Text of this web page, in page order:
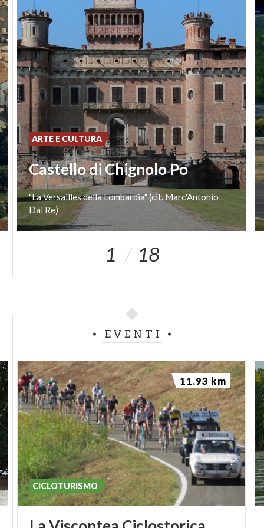
Castello di Chignolo Po
"LaVersaillesdellaLombardia" (cit.Marc'Antonio
Dal Re)
ARTE E CULTURA
1 18
EVENTI
CICLOTURISMO
11.93 km